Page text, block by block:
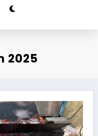
2025